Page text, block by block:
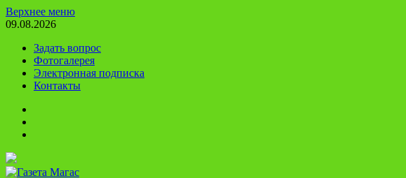
Перейти
к
Верхнее меню
09.08.2026
Задать вопрос
Фотогалерея
Электронная подписка
Контакты